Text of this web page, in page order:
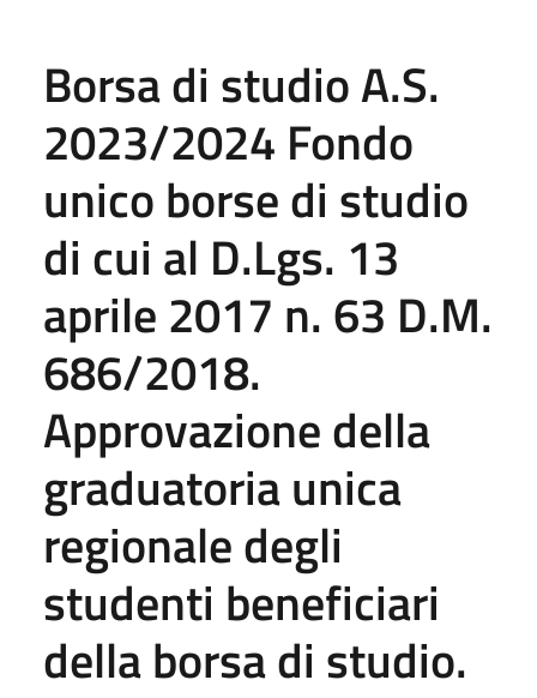
Borsa di studio A.S.
2023/2024 Fondo
unico borse di studio
di cui al D.Lgs. 13
aprile 2017 n. 63 D.M.
686/2018.
Approvazione della
graduatoria unica
regionale degli
studenti beneficiari
della borsa di studio.